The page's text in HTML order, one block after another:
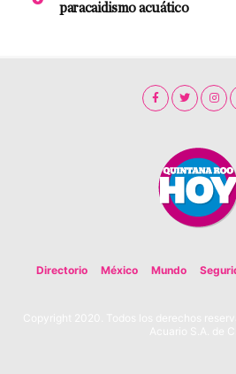
paracaidismo acuático
Directorio México Mundo